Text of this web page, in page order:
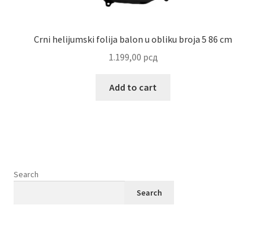
Crni helijumski folija balon u obliku broja 5 86 cm
1.199,00 рсд
Add to cart
Search
Search